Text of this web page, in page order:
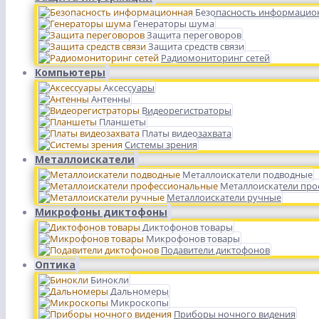
Безопасность
Генераторы шума
Защита переговоров
Защита средств связи
Радиомониторинг сетей
Компьютеры
Аксессуары
Антенны
Видеорегистраторы
Планшеты
Платы видеозахвата
Системы зрения
Металлоискатели
Металлоискатели подводные
Металлоискатели
Металлоискатели ручные
Микрофоны диктофоны
Диктофонов товары
Микрофонов товары
Подавители диктофонов
Оптика
Бинокли
Дальномеры
Микроскопы
Приборы ночного видения